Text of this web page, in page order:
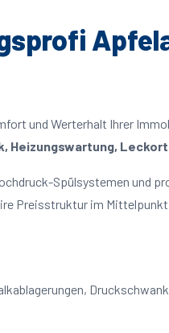
und Werterhalt Ihrer
Heizungswartung,
Spülsystemen und
Preisstruktur im